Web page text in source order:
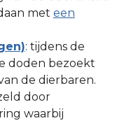
met een
: tijdens de
doden bezoekt
de dierbaren.
door
waarbij